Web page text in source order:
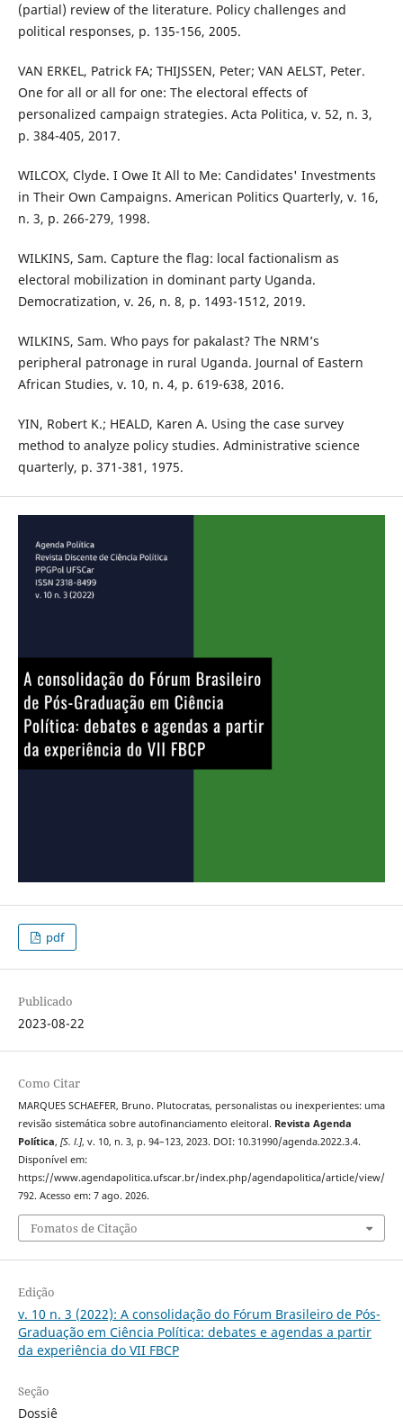
(partial) review of the literature. Policy challenges and
political responses, p. 135-156, 2005.
VAN ERKEL, Patrick FA; THIJSSEN, Peter; VAN AELST, Peter.
One for all or all for one: The electoral effects of
personalized campaign strategies. Acta Politica, v. 52, n. 3,
p. 384-405, 2017.
WILCOX, Clyde. I Owe It All to Me: Candidates' Investments
in Their Own Campaigns. American Politics Quarterly, v. 16,
n. 3, p. 266-279, 1998.
WILKINS, Sam. Capture the flag: local factionalism as
electoral mobilization in dominant party Uganda.
Democratization, v. 26, n. 8, p. 1493-1512, 2019.
WILKINS, Sam. Who pays for pakalast? The NRM’s
peripheral patronage in rural Uganda. Journal of Eastern
African Studies, v. 10, n. 4, p. 619-638, 2016.
YIN, Robert K.; HEALD, Karen A. Using the case survey
method to analyze policy studies. Administrative science
quarterly, p. 371-381, 1975.
pdf
Publicado
2023-08-22
Como Citar
MARQUES SCHAEFER, Bruno. Plutocratas, personalistas ou inexperientes: uma
revisão sistemática sobre autofinanciamento eleitoral. Revista Agenda
Política, [S. l.], v. 10, n. 3, p. 94–123, 2023. DOI: 10.31990/agenda.2022.3.4.
Disponível em:
https://www.agendapolitica.ufscar.br/index.php/agendapolitica/article/view/
792. Acesso em: 7 ago. 2026.
Fomatos de Citação
Edição
v. 10 n. 3 (2022): A consolidação do Fórum Brasileiro de Pós-
Graduação em Ciência Política: debates e agendas a partir
da experiência do VII FBCP
Seção
Dossiê